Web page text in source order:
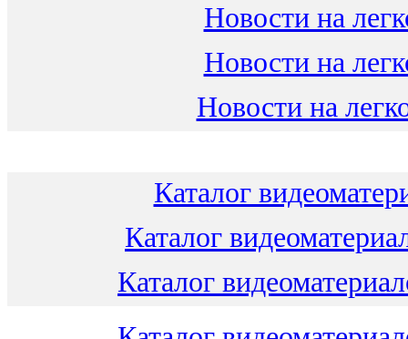
Новости на
Новости на
Новости на
Каталог
Каталог
Каталог